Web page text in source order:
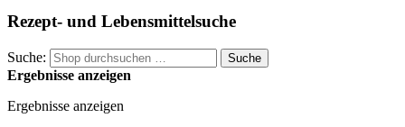
Rezept- und Lebensmittelsuche
Suche: Suche
Ergebnisse anzeigen
Ergebnisse anzeigen